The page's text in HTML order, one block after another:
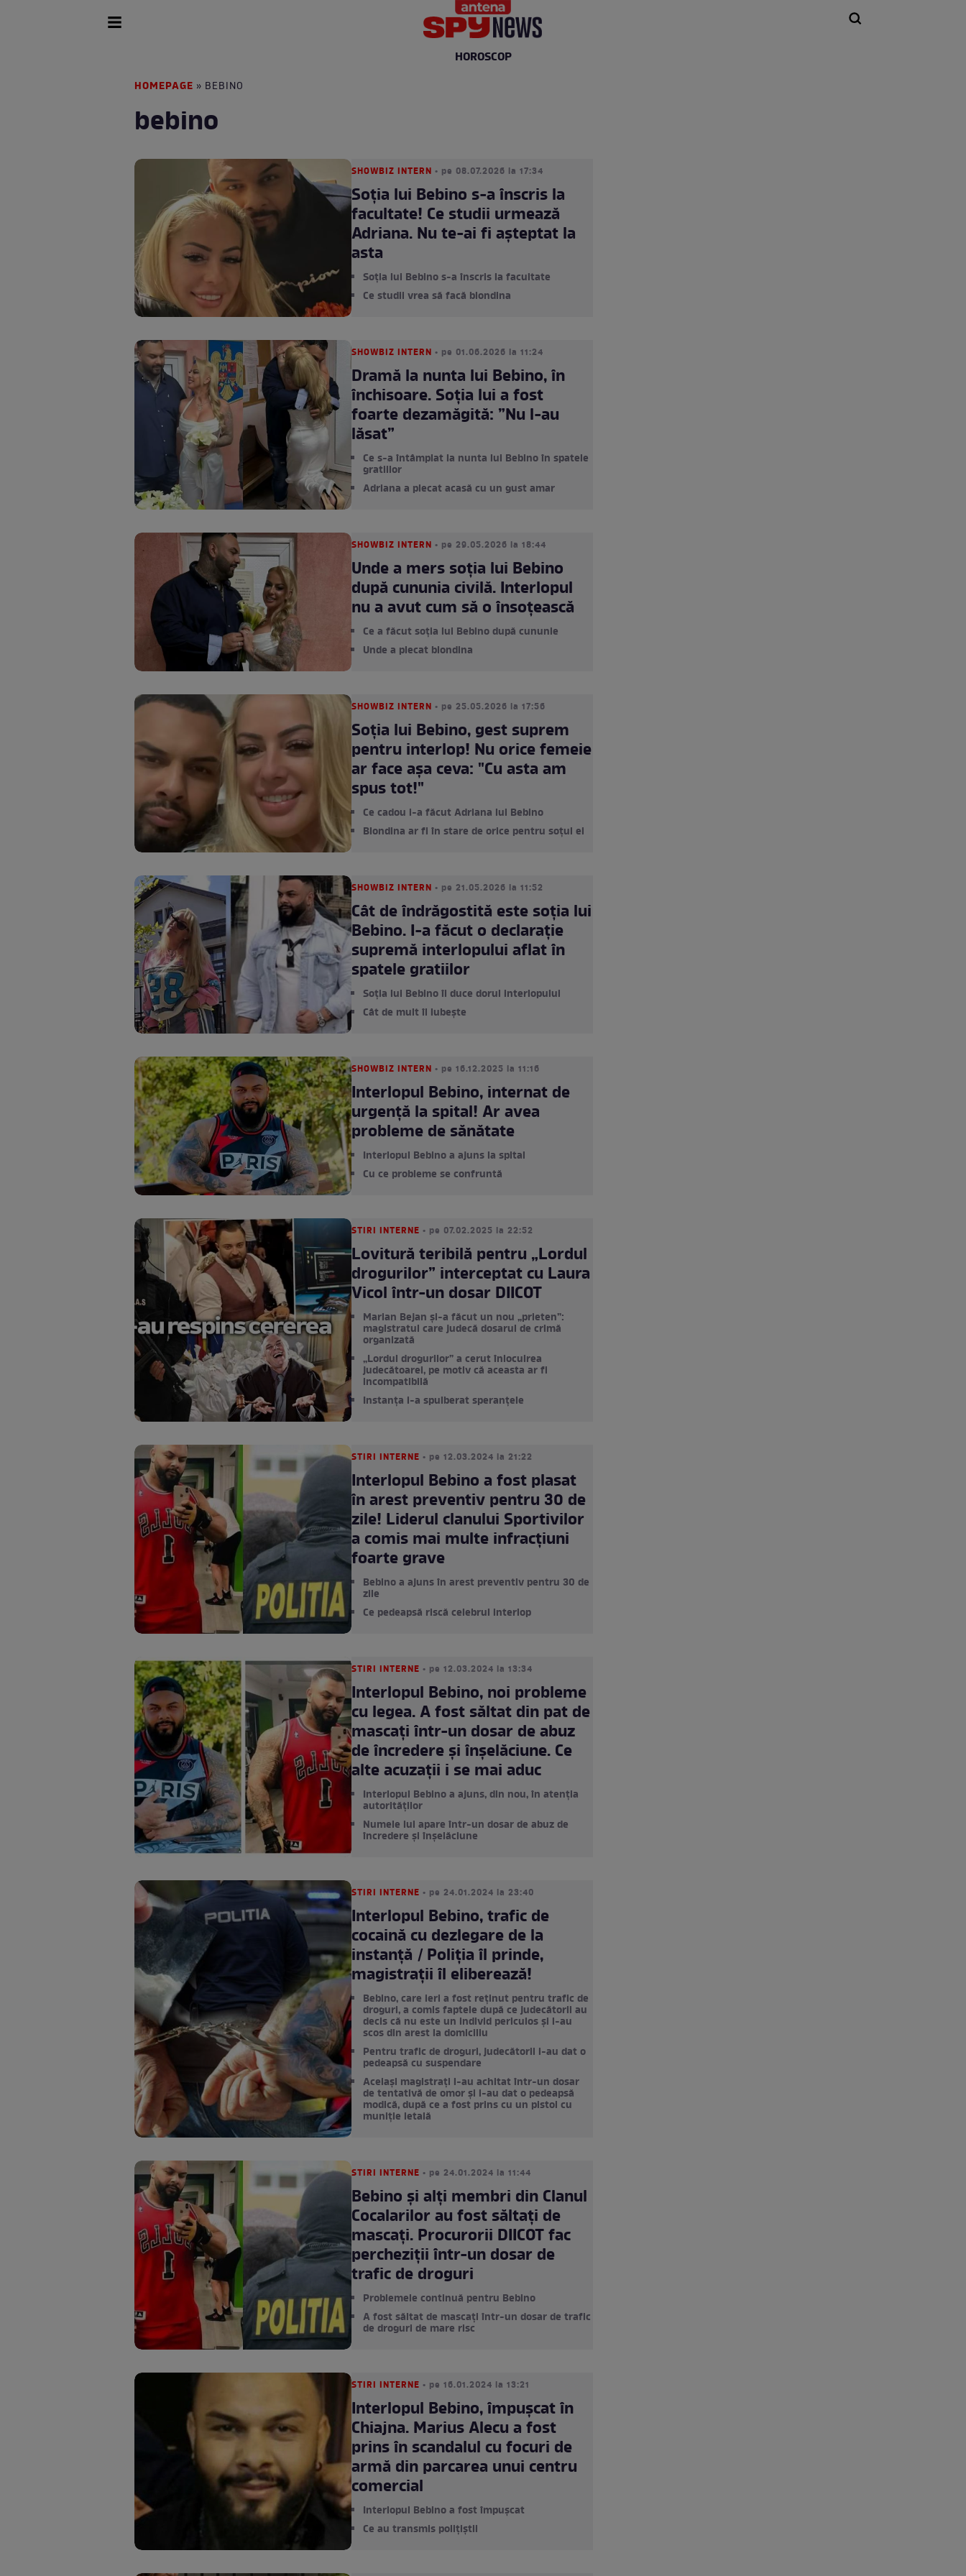
HOROSCOP
HOMEPAGE » BEBINO
bebino
SHOWBIZ INTERN • pe 08.07.2026 la 17:34
Soția lui Bebino s-a înscris la
facultate! Ce studii urmează
Adriana. Nu te-ai fi așteptat la
asta
Soția lui Bebino s-a înscris la facultate
Ce studii vrea să facă blondina
SHOWBIZ INTERN • pe 01.06.2026 la 11:24
Dramă la nunta lui Bebino, în
închisoare. Soția lui a fost
foarte dezamăgită: ”Nu l-au
lăsat”
Ce s-a întâmplat la nunta lui Bebino în spatele
gratiilor
Adriana a plecat acasă cu un gust amar
SHOWBIZ INTERN • pe 29.05.2026 la 18:44
Unde a mers soția lui Bebino
după cununia civilă. Interlopul
nu a avut cum să o însoțească
Ce a făcut soția lui Bebino după cununie
Unde a plecat blondina
SHOWBIZ INTERN • pe 25.05.2026 la 17:56
Soția lui Bebino, gest suprem
pentru interlop! Nu orice femeie
ar face așa ceva: "Cu asta am
spus tot!"
Ce cadou i-a făcut Adriana lui Bebino
Blondina ar fi în stare de orice pentru soțul ei
SHOWBIZ INTERN • pe 21.05.2026 la 11:52
Cât de îndrăgostită este soția lui
Bebino. I-a făcut o declarație
supremă interlopului aflat în
spatele gratiilor
Soția lui Bebino îi duce dorul interlopului
Cât de mult îl iubește
SHOWBIZ INTERN • pe 16.12.2025 la 11:16
Interlopul Bebino, internat de
urgență la spital! Ar avea
probleme de sănătate
Interlopul Bebino a ajuns la spital
Cu ce probleme se confruntă
STIRI INTERNE • pe 07.02.2025 la 22:52
Lovitură teribilă pentru „Lordul
drogurilor” interceptat cu Laura
Vicol într-un dosar DIICOT
Marian Bejan și-a făcut un nou „prieten”:
magistratul care judecă dosarul de crimă
organizată
„Lordul drogurilor” a cerut înlocuirea
judecătoarei, pe motiv că aceasta ar fi
incompatibilă
Instanța i-a spulberat speranțele
STIRI INTERNE • pe 12.03.2024 la 21:22
Interlopul Bebino a fost plasat
în arest preventiv pentru 30 de
zile! Liderul clanului Sportivilor
a comis mai multe infracțiuni
foarte grave
Bebino a ajuns în arest preventiv pentru 30 de
zile
Ce pedeapsă riscă celebrul interlop
STIRI INTERNE • pe 12.03.2024 la 13:34
Interlopul Bebino, noi probleme
cu legea. A fost săltat din pat de
mascați într-un dosar de abuz
de încredere și înșelăciune. Ce
alte acuzații i se mai aduc
Interlopul Bebino a ajuns, din nou, în atenția
autorităților
Numele lui apare într-un dosar de abuz de
încredere și înșelăciune
STIRI INTERNE • pe 24.01.2024 la 23:40
Interlopul Bebino, trafic de
cocaină cu dezlegare de la
instanță / Poliția îl prinde,
magistrații îl eliberează!
Bebino, care ieri a fost reținut pentru trafic de
droguri, a comis faptele după ce judecătorii au
decis că nu este un individ periculos și l-au
scos din arest la domiciliu
Pentru trafic de droguri, judecătorii i-au dat o
pedeapsă cu suspendare
Aceiași magistrați l-au achitat într-un dosar
de tentativă de omor și i-au dat o pedeapsă
modică, după ce a fost prins cu un pistol cu
muniție letală
STIRI INTERNE • pe 24.01.2024 la 11:44
Bebino și alți membri din Clanul
Cocalarilor au fost săltați de
mascați. Procurorii DIICOT fac
percheziții într-un dosar de
trafic de droguri
Problemele continuă pentru Bebino
A fost săltat de mascați într-un dosar de trafic
de droguri de mare risc
STIRI INTERNE • pe 16.01.2024 la 13:21
Interlopul Bebino, împușcat în
Chiajna. Marius Alecu a fost
prins în scandalul cu focuri de
armă din parcarea unui centru
comercial
Interlopul Bebino a fost împușcat
Ce au transmis polițiștii